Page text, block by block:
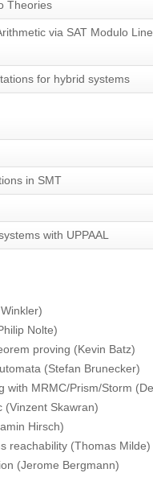
Theories
via SAT Modulo
for hybrid systems
in SMT
with UPPAAL
Nolte)
proving (Kevin Batz)
(Stefan Brunecker)
with MRMC/Prism/Storm
(Vinzent Skawran)
Hirsch)
reachability (Thomas Milde)
(Jerome Bergmann)